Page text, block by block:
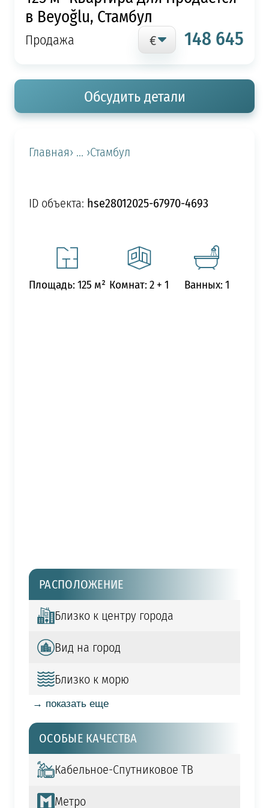
в Beyoğlu, Стамбул
Продажа 148 645
Обсудить детали
Главная› ... ›Стамбул
ID объекта: hse28012025-67970-4693
Площадь: 125 м² Комнат: 2 + 1 Ванных: 1
РАСПОЛОЖЕНИЕ
Близко к центру города
Вид на город
Близко к морю
→ показать еще
ОСОБЫЕ КАЧЕСТВА
Кабельное-Спутниковое ТВ
Метро